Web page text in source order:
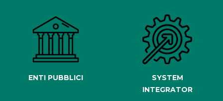
ENTI PUBBLICI
SYSTEM
INTEGRATOR